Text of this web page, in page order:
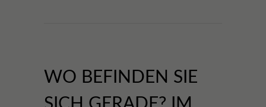
WO BEFINDEN SIE